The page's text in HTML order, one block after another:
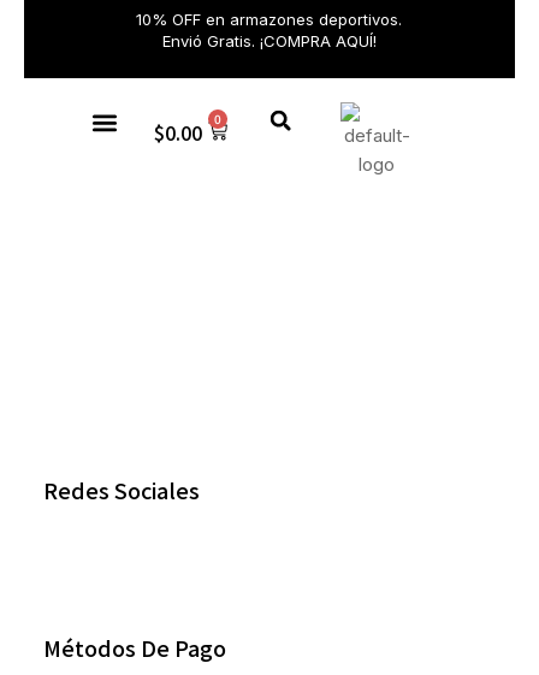
10% OFF en armazones deportivos.
Envió Gratis. ¡COMPRA AQUÍ!
$0.00 0
Redes Sociales
Métodos De Pago